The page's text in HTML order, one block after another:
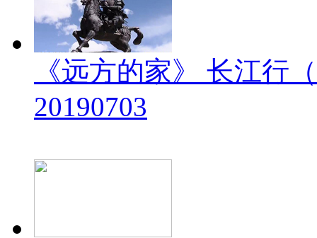
《远方的家》 长江行
20190703